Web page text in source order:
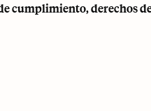
cumplimiento, derechos